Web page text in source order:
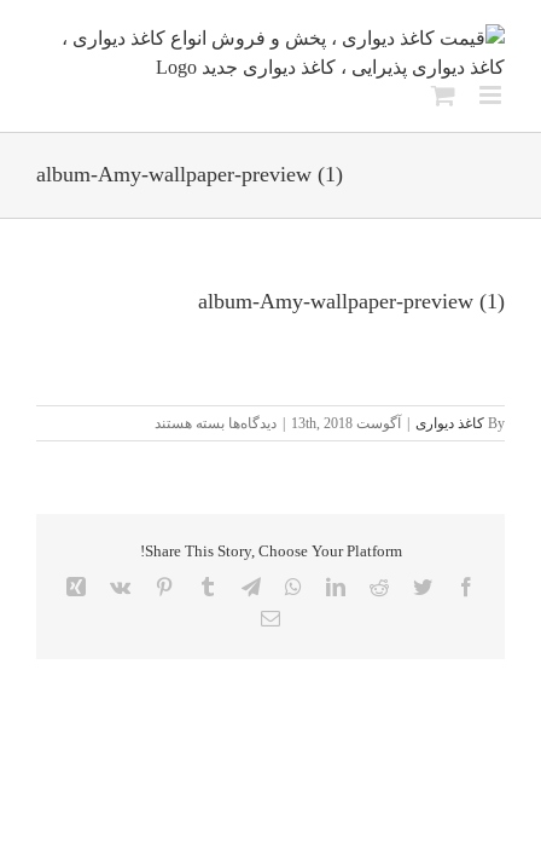
content
album-Amy-wallpaper-preview (1)
album-Amy-wallpaper-preview (1)
By کاغذ دیواری آگوست 13th, 2018 دیدگاه‌ها برای
album-
بسته هستند
Share This Story, Choose Your Platform!
Facebook
Twitter
Reddit
LinkedIn
WhatsApp
Telegram
Tumblr
Pinterest
Vk
Email